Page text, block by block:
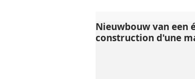
Nieuwbouw van een
construction d'une